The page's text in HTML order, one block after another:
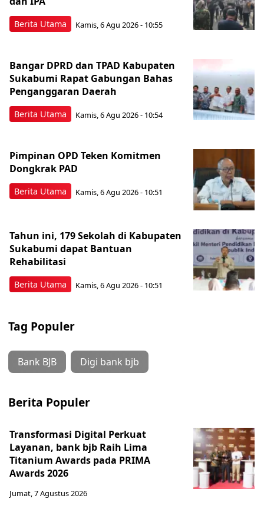
Berita Utama Kamis, 6 Agu 2026 - 10:55
Berita Utama
Bangar DPRD dan TPAD Kabupaten
Sukabumi Rapat Gabungan Bahas
Penganggaran Daerah
Kamis, 6 Agu 2026 - 10:54
Berita Utama
Pimpinan OPD Teken Komitmen
Dongkrak PAD
Kamis, 6 Agu 2026 - 10:51
Berita Utama
Tahun ini, 179 Sekolah di Kabupaten
Sukabumi dapat Bantuan
Rehabilitasi
Kamis, 6 Agu 2026 - 10:51
Tag Populer
Bank BJB Digi bank bjb
Berita Populer
Transformasi Digital Perkuat
Layanan, bank bjb Raih Lima
Titanium Awards pada PRIMA
Awards 2026
Jumat, 7 Agustus 2026